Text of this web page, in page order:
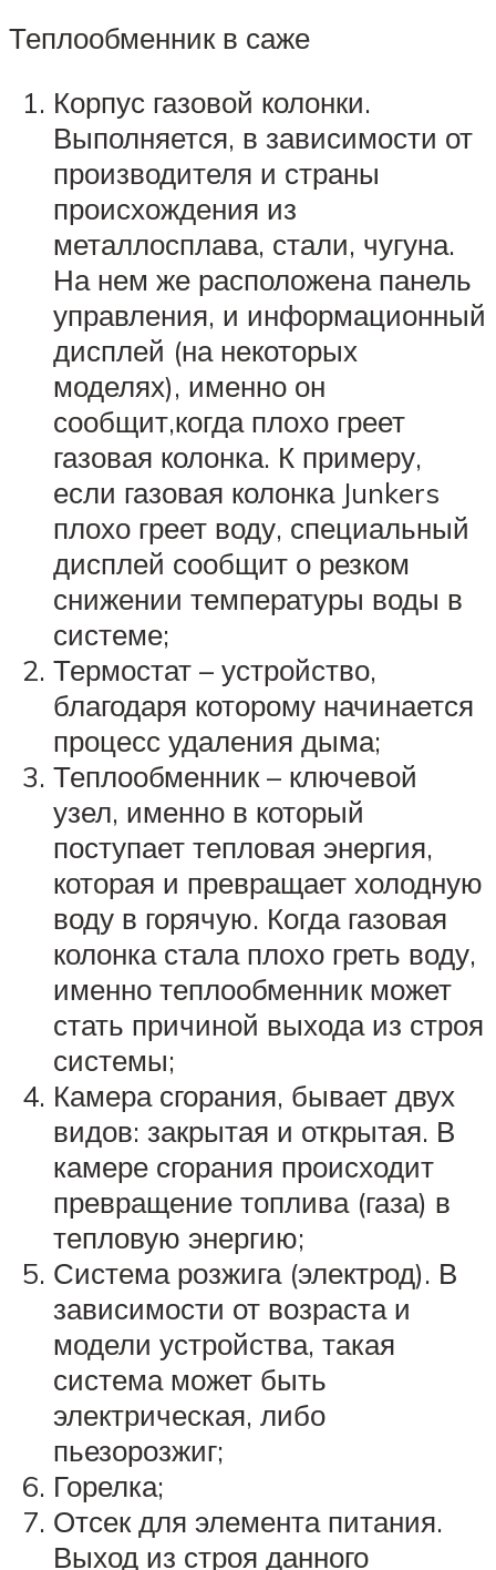
Теплообменник в саже
Корпус газовой колонки.
Выполняется, в зависимости от
производителя и страны
происхождения из
металлосплава, стали, чугуна.
На нем же расположена панель
управления, и информационный
дисплей (на некоторых
моделях), именно он
сообщит,когда плохо греет
газовая колонка. К примеру,
если газовая колонка Junkers
плохо греет воду, специальный
дисплей сообщит о резком
снижении температуры воды в
системе;
Термостат – устройство,
благодаря которому начинается
процесс удаления дыма;
Теплообменник – ключевой
узел, именно в который
поступает тепловая энергия,
которая и превращает холодную
воду в горячую. Когда газовая
колонка стала плохо греть воду,
именно теплообменник может
стать причиной выхода из строя
системы;
Камера сгорания, бывает двух
видов: закрытая и открытая. В
камере сгорания происходит
превращение топлива (газа) в
тепловую энергию;
Система розжига (электрод). В
зависимости от возраста и
модели устройства, такая
система может быть
электрическая, либо
пьезорозжиг;
Горелка;
Отсек для элемента питания.
Выход из строя данного